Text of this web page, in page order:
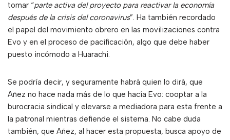
tomar “parte activa del proyecto para reactivar la economía
después de la crisis del coronavirus”. Ha también recordado
el papel del movimiento obrero en las movilizaciones contra
Evo y en el proceso de pacificación, algo que debe haber
puesto incómodo a Huarachi.
Se podría decir, y seguramente habrá quien lo dirá, que
Añez no hace nada más de lo que hacía Evo: cooptar a la
burocracia sindical y elevarse a mediadora para esta frente a
la patronal mientras defiende el sistema. No cabe duda
también, que Añez, al hacer esta propuesta, busca apoyo de